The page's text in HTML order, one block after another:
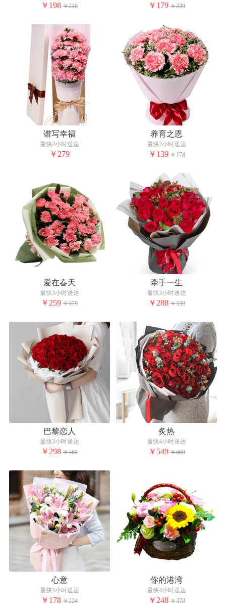
￥198 ￥218 ￥179 ￥239
谱写幸福
最快2小时送达
￥279
养育之恩
最快2小时送达
￥139 ￥178
爱在春天
最快3小时送达
￥259 ￥379
牵手一生
最快3小时送达
￥288 ￥339
巴黎恋人
最快3小时送达
￥298 ￥389
炙热
最快4小时送达
￥549 ￥669
心意
最快3小时送达
￥178 ￥224
你的港湾
最快4小时送达
￥248 ￥378